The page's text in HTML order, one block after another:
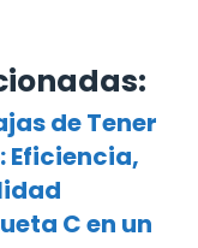
de Tener
Eficiencia,
C en un